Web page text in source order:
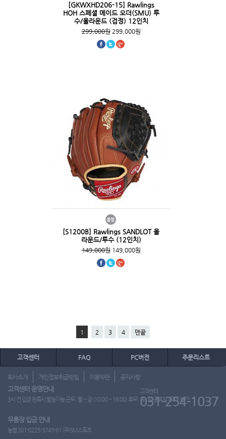
[GKWXHD206-15] Rawlings
HOH 스페셜 메이드 오더(SMU) 투
수/올라운드 (검정) 12인치
299,000원299,000원
[S1200B] Rawlings SANDLOT 올
라운드/투수 (12인치)
149,000원149,000원
1 2 3 4 맨끝
고객센터 FAQ PC버전 주문리스트
회사소개 개인정보취급방침 이용약관 공지사항
고객센터 운영안내
3시 전 입금 완료시 발송가능 근무 : 월 ~ 금 (10:00 ~ 16:00) 휴무 : 토, 일, 공휴일 (도매 불가)
고객센터
031-254-1037
무통장 입금 안내
농협 301-0225-3745-61 (주)SM스포츠